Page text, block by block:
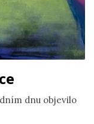
dnu objevilo